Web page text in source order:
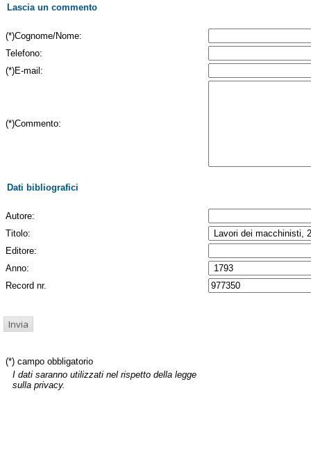
Lascia un commento
(*)Cognome/Nome:
Telefono:
(*)E-mail:
(*)Commento:
Dati bibliografici
Autore:
Titolo:
Editore:
Anno:
Record nr.
(*) campo obbligatorio
I dati saranno utilizzati nel rispetto della legge
sulla privacy.